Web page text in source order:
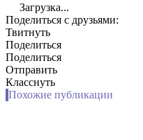
Загрузка...
Поделиться с друзьями:
Твитнуть
Поделиться
Поделиться
Отправить
Класснуть
Похожие публикации